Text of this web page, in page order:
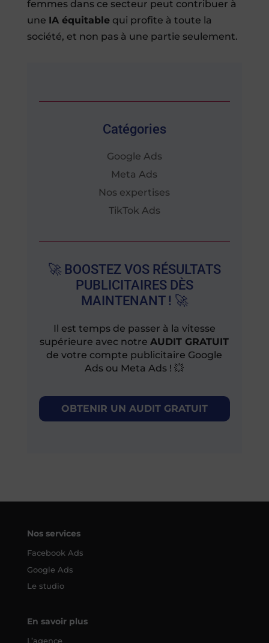
femmes dans ce secteur peut contribuer à
une IA équitablequi profite à toute la
société, et non pas à une partie seulement.
Catégories
Google Ads
Meta Ads
Nos expertises
TikTok Ads
🚀 BOOSTEZ VOS RÉSULTATS
PUBLICITAIRES DÈS
MAINTENANT ! 🚀
Il est temps de passer à la vitesse
supérieure avec notreAUDIT GRATUIT
de votre compte publicitaire Google
Ads ou Meta Ads ! 💥
OBTENIR UN AUDIT GRATUIT
Nos services
Facebook Ads
Google Ads
Le studio
En savoir plus
L’agence